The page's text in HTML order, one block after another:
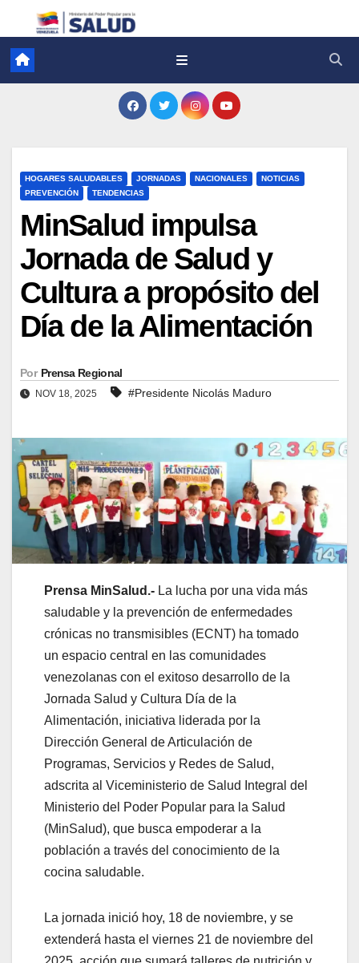
HOGARES SALUDABLES JORNADAS NACIONALES
NOTICIAS
PREVENCIÓN
TENDENCIAS
MinSalud impulsa
Jornada de Salud y
Cultura a propósito del
Día de la Alimentación
Por Prensa Regional
NOV 18, 2025 #Presidente Nicolás Maduro
Prensa MinSalud.- La lucha por una vida más
saludable y la prevención de enfermedades
crónicas no transmisibles (ECNT) ha tomado
un espacio central en las comunidades
venezolanas con el exitoso desarrollo de la
Jornada Salud y Cultura Día de la
Alimentación, iniciativa liderada por la
Dirección General de Articulación de
Programas, Servicios y Redes de Salud,
adscrita al Viceministerio de Salud Integral del
Ministerio del Poder Popular para la Salud
(MinSalud), que busca empoderar a la
población a través del conocimiento de la
cocina saludable.
La jornada inició hoy, 18 de noviembre, y se
extenderá hasta el viernes 21 de noviembre del